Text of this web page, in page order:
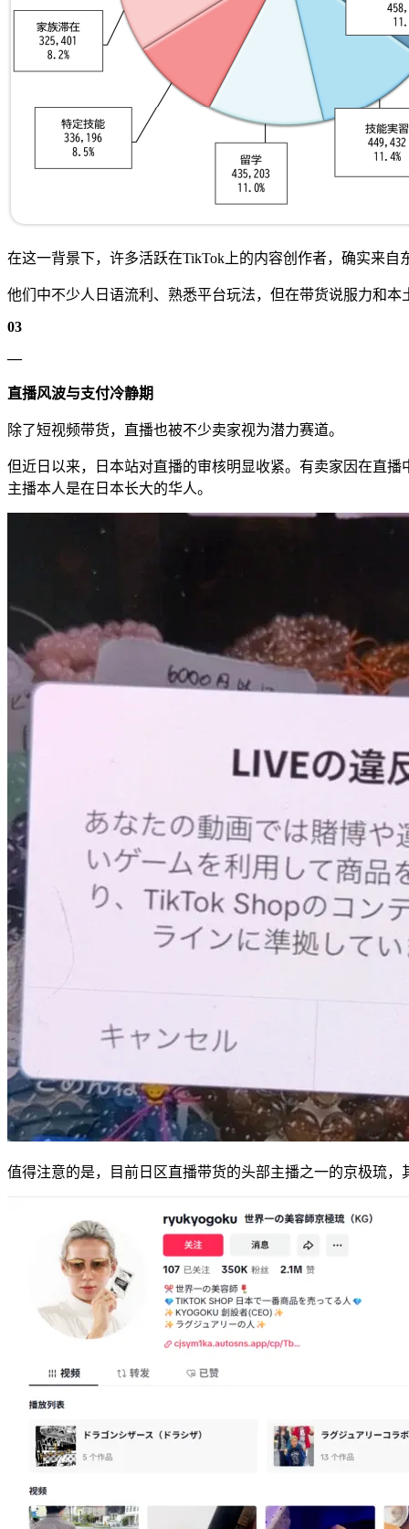
在这一背景下，许多活跃在TikTok上的内容创作者，确实来自
他们中不少人日语流利、熟悉平台玩法，但在带货说服力和
03
—
直播风波与支付冷静期
除了短视频带货，直播也被不少卖家视为潜力赛道。
但近日以来，日本站对直播的审核明显收紧。有卖家因在直
主播本人是在日本长大的华人。
值得注意的是，目前日区直播带货的头部主播之一的京极琉，